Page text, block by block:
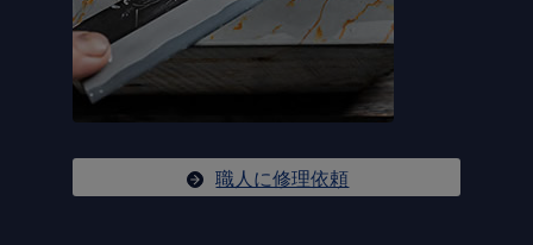
職人に修理依頼